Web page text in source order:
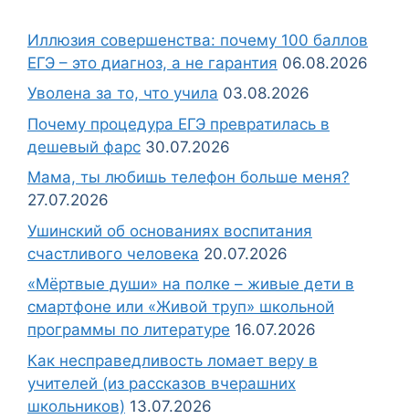
Иллюзия совершенства: почему 100 баллов
ЕГЭ – это диагноз, а не гарантия 06.08.2026
Уволена за то, что учила 03.08.2026
Почему процедура ЕГЭ превратилась в
дешевый фарс 30.07.2026
Мама, ты любишь телефон больше меня?
27.07.2026
Ушинский об основаниях воспитания
счастливого человека 20.07.2026
«Мёртвые души» на полке – живые дети в
смартфоне или «Живой труп» школьной
программы по литературе 16.07.2026
Как несправедливость ломает веру в
учителей (из рассказов вчерашних
школьников) 13.07.2026